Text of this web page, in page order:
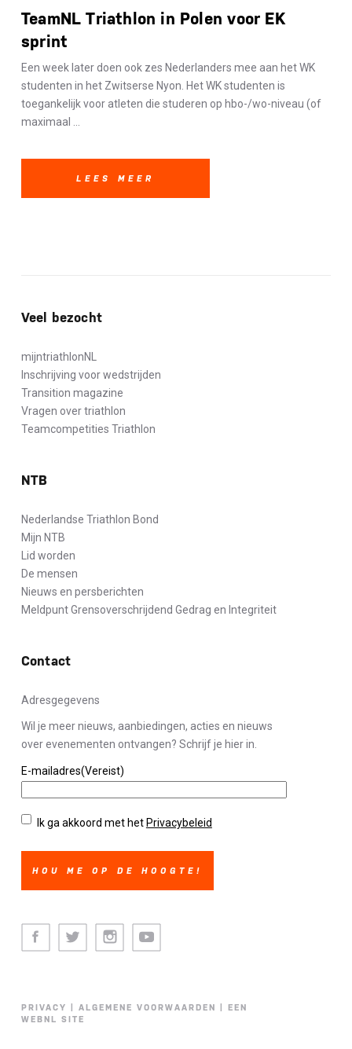
TeamNL Triathlon in Polen voor EK
sprint
Een week later doen ook zes Nederlanders mee aan het WK
studenten in het Zwitserse Nyon. Het WK studenten is
toegankelijk voor atleten die studeren op hbo-/wo-niveau (of
maximaal ...
LEES MEER
Veel bezocht
mijntriathlonNL
Inschrijving voor wedstrijden
Transition magazine
Vragen over triathlon
Teamcompetities Triathlon
NTB
Nederlandse Triathlon Bond
Mijn NTB
Lid worden
De mensen
Nieuws en persberichten
Meldpunt Grensoverschrijdend Gedrag en Integriteit
Contact
Adresgegevens
Wil je meer nieuws, aanbiedingen, acties en nieuws
over evenementen ontvangen? Schrijf je hier in.
E-mailadres(Vereist)
Privacybeleid(Vereist)
Ik ga akkoord met het Privacybeleid
PRIVACY ALGEMENE VOORWAARDEN
EEN
WEBNL SITE